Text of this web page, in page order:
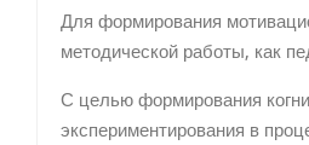
Для формирования
методической работы, как
С целью формирования
экспериментирования в